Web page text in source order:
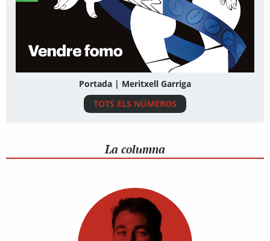
Portada | Meritxell Garriga
TOTS ELS NÚMEROS
La columna